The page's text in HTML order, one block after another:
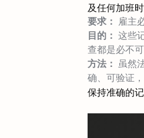
及任何加班
要求：
雇主
目的： 这些
查都是必不
方法： 虽然
确、可验证
保持准确的